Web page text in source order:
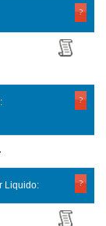
Liquido: